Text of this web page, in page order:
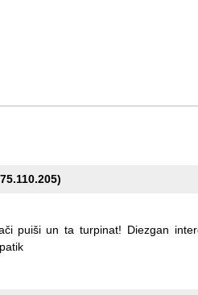
puiši un ta turpinat! Diezgan
patik